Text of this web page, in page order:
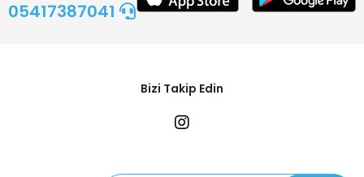
05417387041
Bizi Takip Edin